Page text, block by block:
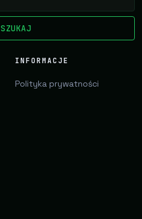
SZUKAJ
INFORMACJE
Polityka prywatności